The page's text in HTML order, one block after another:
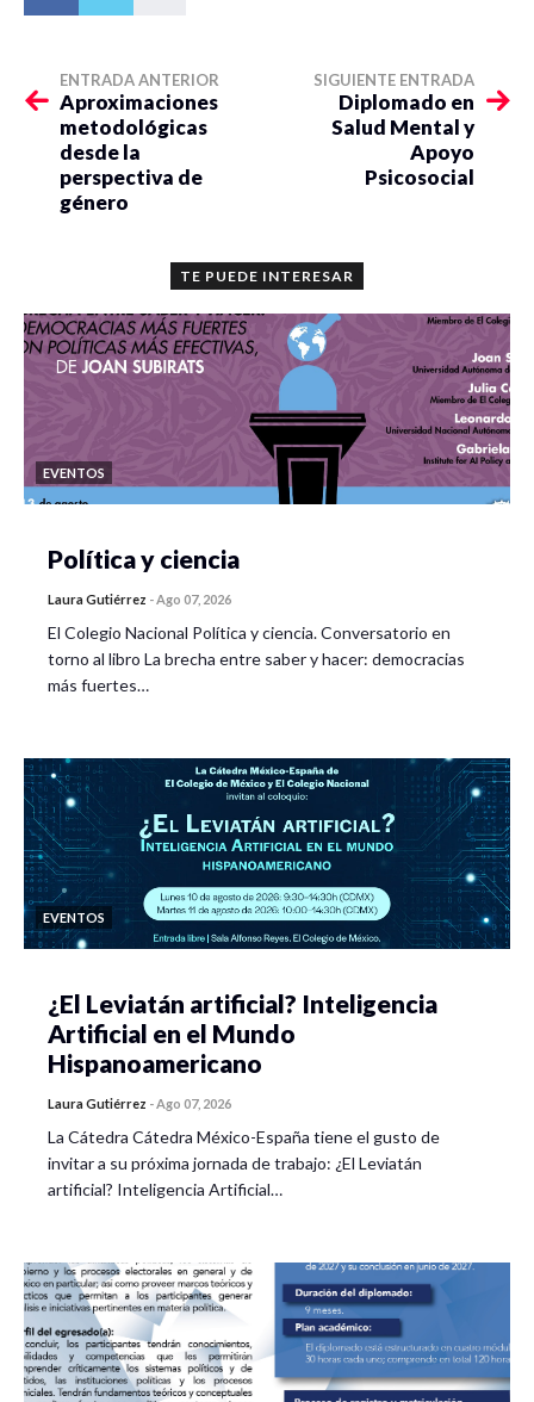
ENTRADA ANTERIOR
Aproximaciones
metodológicas
desde la
perspectiva de
género
SIGUIENTE ENTRADA
Diplomado en
Salud Mental y
Apoyo
Psicosocial
TE PUEDE INTERESAR
EVENTOS
Política y ciencia
Laura Gutiérrez -Ago 07, 2026
El Colegio Nacional Política y ciencia. Conversatorio en
torno al libro La brecha entre saber y hacer: democracias
más fuertes…
EVENTOS
¿El Leviatán artificial? Inteligencia
Artificial en el Mundo
Hispanoamericano
Laura Gutiérrez -Ago 07, 2026
La Cátedra Cátedra México-España tiene el gusto de
invitar a su próxima jornada de trabajo: ¿El Leviatán
artificial? Inteligencia Artificial…